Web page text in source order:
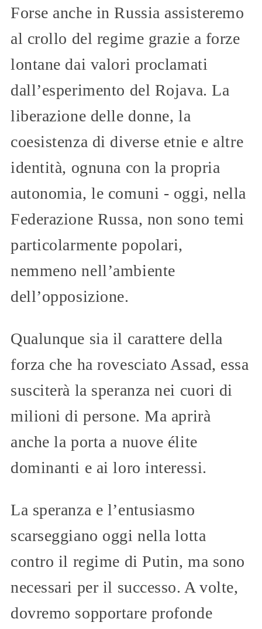
Forse anche in Russia assisteremo
al crollo del regime grazie a forze
lontane dai valori proclamati
dall’esperimento del Rojava. La
liberazione delle donne, la
coesistenza di diverse etnie e altre
identità, ognuna con la propria
autonomia, le comuni - oggi, nella
Federazione Russa, non sono temi
particolarmente popolari,
nemmeno nell’ambiente
dell’opposizione.
Qualunque sia il carattere della
forza che ha rovesciato Assad, essa
susciterà la speranza nei cuori di
milioni di persone. Ma aprirà
anche la porta a nuove élite
dominanti e ai loro interessi.
La speranza e l’entusiasmo
scarseggiano oggi nella lotta
contro il regime di Putin, ma sono
necessari per il successo. A volte,
dovremo sopportare profonde